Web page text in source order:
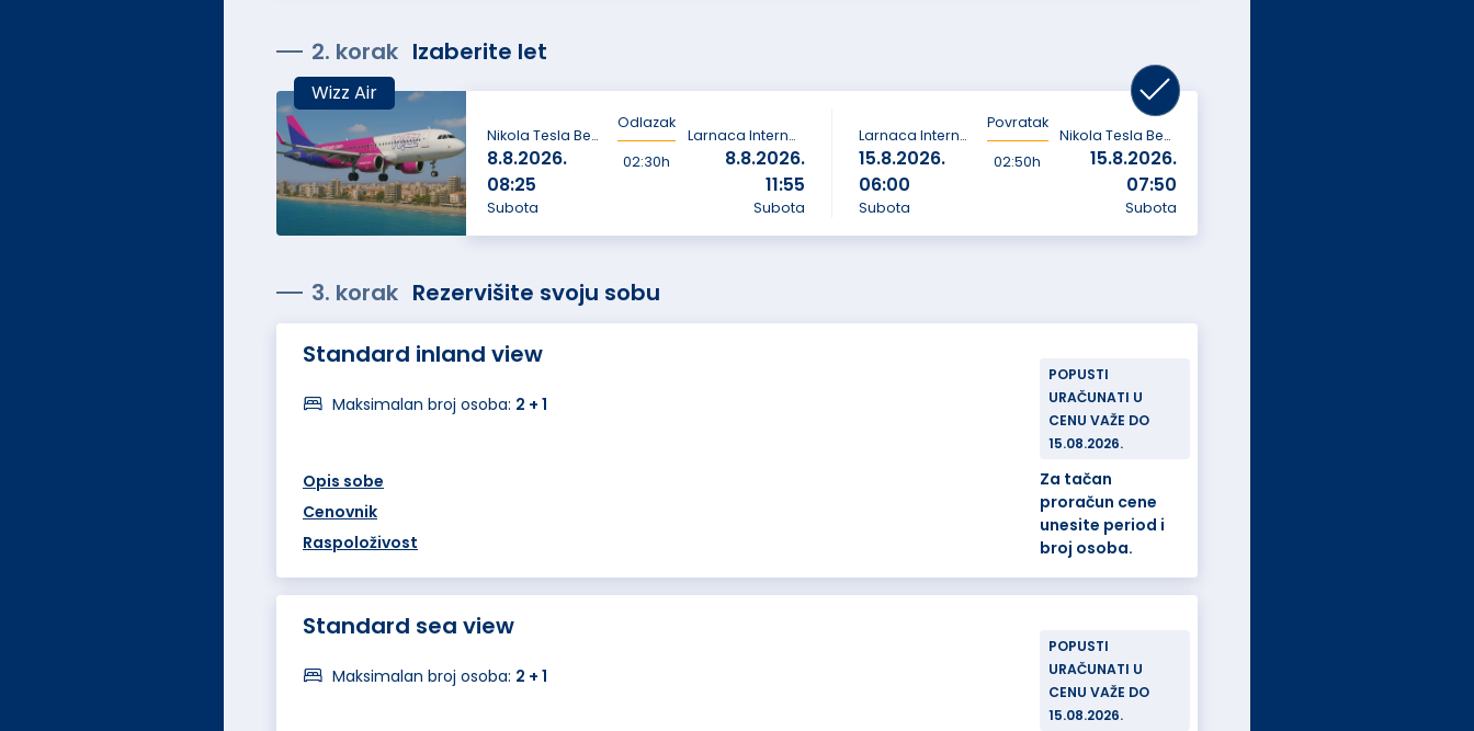
2. korak Izaberite let
Wizz Air
Nikola Tesla Beograd
8.8.2026.
08:25
Subota
Odlazak
02:30h
Larnaca International Airport
8.8.2026.
11:55
Subota
Larnaca International Airport
15.8.2026.
06:00
Subota
Povratak
02:50h
Nikola Tesla Beograd
15.8.2026.
07:50
Subota
3. korak Rezervišite svoju sobu
Standard inland view
Maksimalan broj osoba: 2 + 1
Opis sobe
Cenovnik
Raspoloživost
POPUSTI
URAČUNATI U
CENU VAŽE DO
15.08.2026.
Za tačan
proračun cene
unesite period i
broj osoba.
Standard sea view
Maksimalan broj osoba: 2 + 1
POPUSTI
URAČUNATI U
CENU VAŽE DO
15.08.2026.